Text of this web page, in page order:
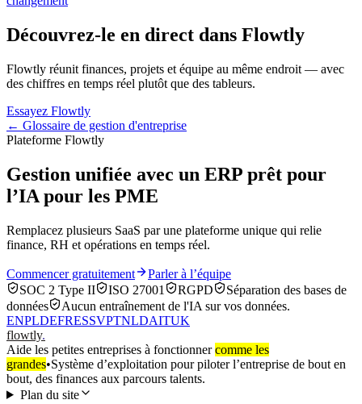
Découvrez-le en direct dans Flowtly
Flowtly réunit finances, projets et équipe au même endroit — avec
des chiffres en temps réel plutôt que des tableurs.
Essayez Flowtly
← Glossaire de gestion d'entreprise
Plateforme Flowtly
Gestion unifiée avec un ERP prêt pour
l’IA pour les PME
Remplacez plusieurs SaaS par une plateforme unique qui relie
finance, RH et opérations en temps réel.
Commencer gratuitement
Parler à l’équipe
SOC 2 Type II
ISO 27001 RGPD
Séparation des bases de
données
Aucun entraînement de l'IA sur vos données.
ENPLDEFRESSVPTNLDAITUK
flowtly.
Aide les petites entreprises à fonctionnercomme les
grandes•Système d’exploitation pour piloter l’entreprise de bout en
bout, des finances aux parcours talents.
Plan du site